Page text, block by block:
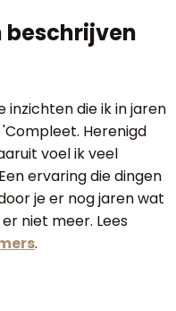
beschrijven
inzichten die ik in jaren
Herenigd
voel ik veel
ervaring die dingen
je er nog jaren wat
niet meer. Lees
.